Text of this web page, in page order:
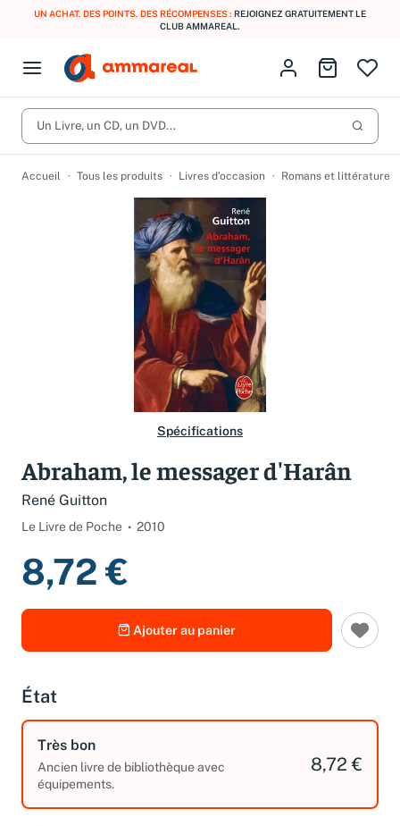
UN ACHAT, DES POINTS, DES RÉCOMPENSES : REJOIGNEZ GRATUITEMENT LE
CLUB AMMAREAL.
Open menu
Fermer le menu
CD d'occasion
Vinyles d'occasion
Nos engagements
Produits Catégories
Vous n'avez pas trouvé l'article que vous cherchiez ?
Activez les notifications dans votre compte pour être alerté dès
qu'il est en stock.
Créer une alerte
Identifiez-vous
Aller au
Un Livre, un CD, un DVD...
Accueil Tous les produits Livres d’occasion Romans et littérature
Spécifications
Abraham, le messager d'Harân
René Guitton
Le Livre de Poche 2010
8,72 €
Ajouter au panier
État
Très bon
Ancien livre de bibliothèque avec
équipements.
8,72 €